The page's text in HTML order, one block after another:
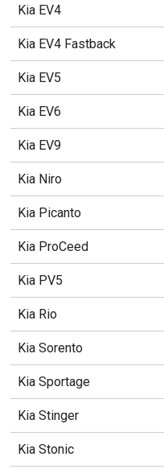
Kia EV4
Kia EV4 Fastback
Kia EV5
Kia EV6
Kia EV9
Kia Niro
Kia Picanto
Kia ProCeed
Kia PV5
Kia Rio
Kia Sorento
Kia Sportage
Kia Stinger
Kia Stonic